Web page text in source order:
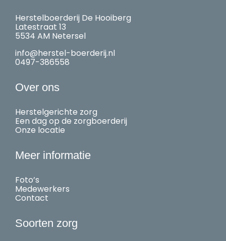
Herstelboerderij De Hooiberg
Latestraat 13
5534 AM Netersel
info@herstel-boerderij.nl
0497-386558
Over ons
Herstelgerichte zorg
Een dag op de zorgboerderij
Onze locatie
Meer informatie
Foto’s
Medewerkers
Contact
Soorten zorg